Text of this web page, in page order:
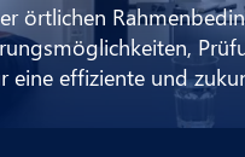
örtlichen
eine effiziente und